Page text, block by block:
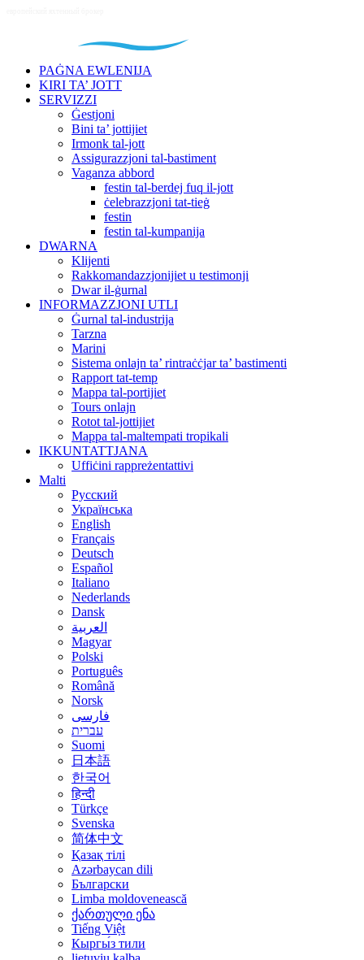
PAĠNA EWLENIJA
KIRI TA’ JOTT
SERVIZZI
Ġestjoni
Bini ta’ jottijiet
Irmonk tal-jott
Assigurazzjoni tal-bastiment
Vaganza abbord
festin tal-berdej fuq il-jott
ċelebrazzjoni tat-tieġ
festin
festin tal-kumpanija
DWARNA
Klijenti
Rakkomandazzjonijiet u testimonji
Dwar il-ġurnal
INFORMAZZJONI UTLI
Ġurnal tal-industrija
Tarzna
Marini
Sistema onlajn ta’ rintraċċjar ta’ bastimenti
Rapport tat-temp
Mappa tal-portijiet
Tours onlajn
Rotot tal-jottijiet
Mappa tal-maltempati tropikali
IKKUNTATTJANA
Uffiċini rappreżentattivi
Malti
Русский
Українська
English
Français
Deutsch
Español
Italiano
Nederlands
Dansk
العربية
Magyar
Polski
Português
Română
Norsk
فارسی
עברית
Suomi
日本語
한국어
हिन्दी
Türkçe
Svenska
简体中文
Қазақ тілі
Azərbaycan dili
Български
Limba moldovenească
ქართული ენა
Tiếng Việt
Кыргы́з тили